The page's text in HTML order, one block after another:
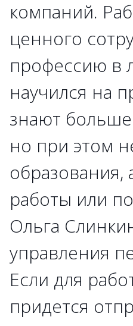
компаний.
ценного
профессию в
научился на
знают
но при этом
образования,
работы или
Ольга
управления
Если для
придется